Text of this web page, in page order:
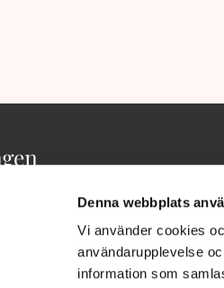
Denna webbplats
Vi använder cookies
användarupplevelse
information som
114 82 Stockholm